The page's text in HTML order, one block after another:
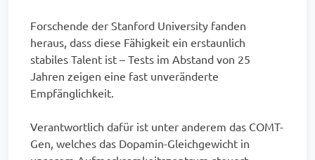
Forschende der Stanford University fanden
heraus, dass diese Fähigkeit ein erstaunlich
stabiles Talent ist – Tests im Abstand von 25
Jahren zeigen eine fast unveränderte
Empfänglichkeit.
Verantwortlich dafür ist unter anderem das COMT-
Gen, welches das Dopamin-Gleichgewicht in